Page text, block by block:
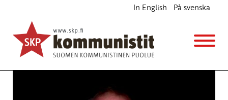
In English På svenska
Presidentin varjopuhe
Ajankohtaista
1.1.2017 - 14:27(Muokattu 6.11.2025 - 13:44)